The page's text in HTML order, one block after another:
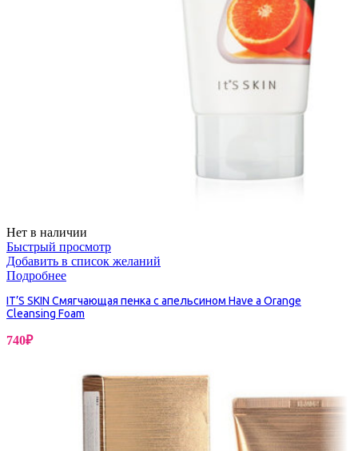
Нет в наличии
Быстрый просмотр
Добавить в список желаний
Подробнее
IT’S SKIN Смягчающая пенка с апельсином Have a Orange
Cleansing Foam
740₽